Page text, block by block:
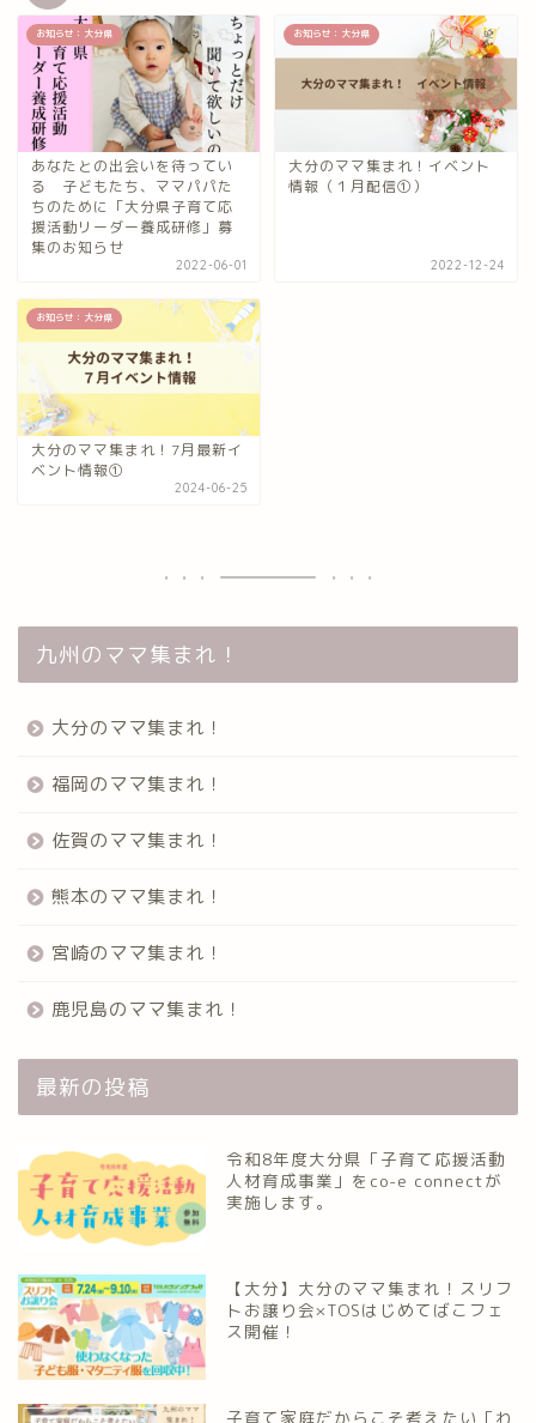
お知らせ：大分県
あなたとの出会いを待ってい
る 子どもたち、ママパパた
ちのために「大分県子育て応
援活動リーダー養成研修」募
集のお知らせ
2022-06-01
お知らせ：大分県
大分のママ集まれ！イベント
情報（１月配信①）
2022-12-24
お知らせ：大分県
大分のママ集まれ！7月最新イ
ベント情報①
2024-06-25
九州のママ集まれ！
大分のママ集まれ！
福岡のママ集まれ！
佐賀のママ集まれ！
熊本のママ集まれ！
宮崎のママ集まれ！
鹿児島のママ集まれ！
最新の投稿
令和8年度大分県「子育て応援活動
人材育成事業」をco-e connectが
実施します。
【大分】大分のママ集まれ！スリフ
トお譲り会×TOSはじめてばこフェ
ス開催！
子育て家庭だからこそ考えたい「わ